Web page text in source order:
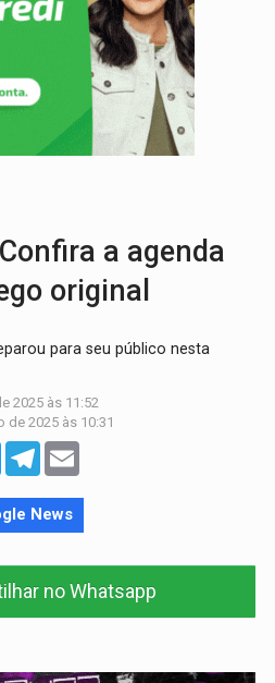
CARDÁPIO:Veja essa receita de carne assada para o
ESTUDANTES:Greve dos professores em PVH é
DE DEBORAH LOGAN:Terror mistura mistério e filmagens
TCE reúne candidatos ao Governo e apresenta
Confira a agenda
original
para seu público nesta
2025 às 11:52
de 2025 às 10:31
TwitterTelegram
News
no Whatsapp